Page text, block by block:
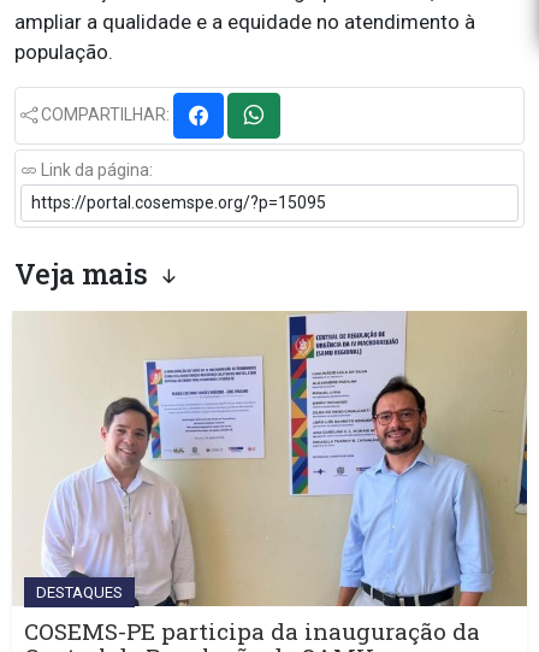
ampliar a qualidade e a equidade no atendimento à
população.
COMPARTILHAR:
Link da página:
Veja mais
DESTAQUES
COSEMS-PE participa da inauguração da